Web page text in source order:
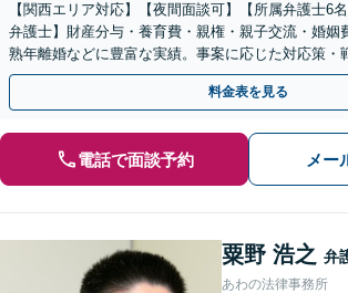
【関西エリア対応】【夜間面談可】【所属弁護士6
弁護士】財産分与・養育費・親権・親子交流・婚姻
熟年離婚などに豊富な実績。事案に応じた対応策・
力で闘います。明るい人生の再スタートを！
料金表を見る
電話で面談予約 メー
粟野 浩之 弁
あわの法律事務所